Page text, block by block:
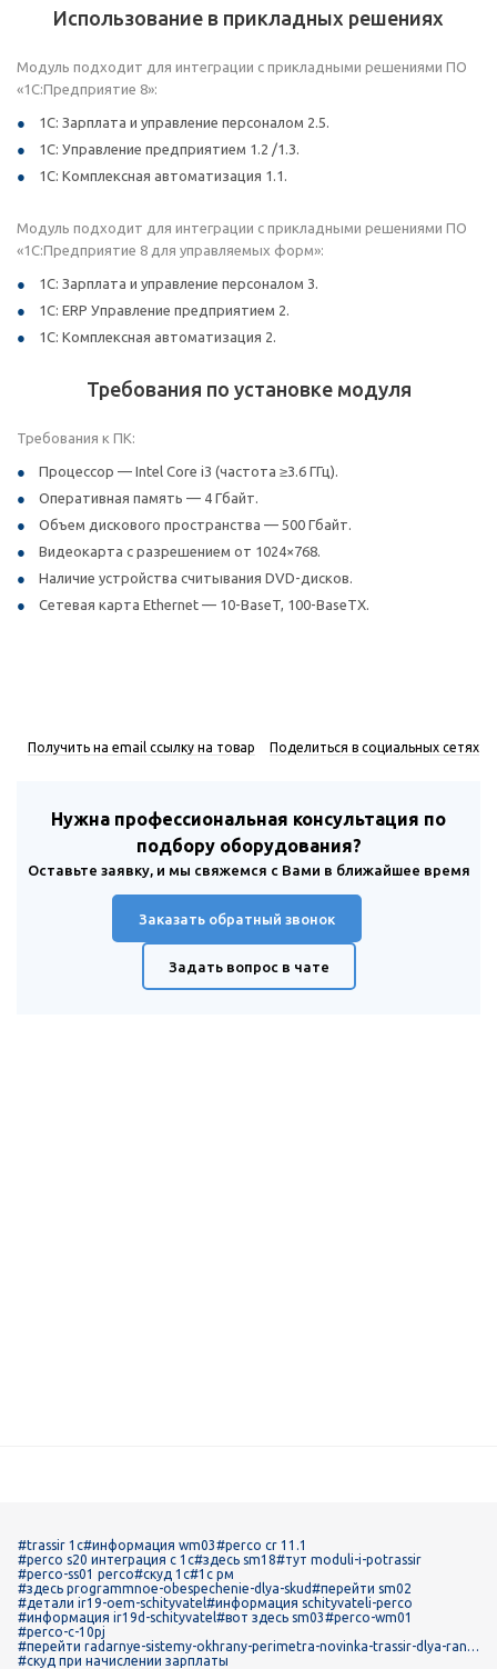
Использование в прикладных решениях
Модуль подходит для интеграции с прикладными решениями ПО
«1С:Предприятие 8»:
1С: Зарплата и управление персоналом 2.5.
1С: Управление предприятием 1.2 /1.3.
1С: Комплексная автоматизация 1.1.
Модуль подходит для интеграции с прикладными решениями ПО
«1С:Предприятие 8 для управляемых форм»:
1С: Зарплата и управление персоналом 3.
1С: ERP Управление предприятием 2.
1С: Комплексная автоматизация 2.
Требования по установке модуля
Требования к ПК:
Процессор — Intel Core i3 (частота ≥3.6 ГГц).
Оперативная память — 4 Гбайт.
Объем дискового пространства — 500 Гбайт.
Видеокарта с разрешением от 1024×768.
Наличие устройства считывания DVD-дисков.
Сетевая карта Ethernet — 10-BaseT, 100-BaseTX.
Получить на email ссылку на товар Поделиться в социальных сетях
Нужна профессиональная консультация по
подбору оборудования?
Оставьте заявку, и мы свяжемся с Вами в ближайшее время
Заказать обратный звонок
Задать вопрос в чате
#trassir 1c#информация wm03#perco cr 11.1
#perco s20 интеграция с 1с#здесь sm18#тут moduli-i-potrassir
#perco-ss01 perco#скуд 1с#1с рм
#здесь programmnoe-obespechenie-dlya-skud#перейти sm02
#детали ir19-oem-schityvatel#информация schityvateli-perco
#информация ir19d-schityvatel#вот здесь sm03#perco-wm01
#perco-с-10pj
#перейти radarnye-sistemy-okhrany-perimetra-novinka-trassir-dlya-rann
ego-obnaruzheniya-obektov
#скуд при начислении зарплаты